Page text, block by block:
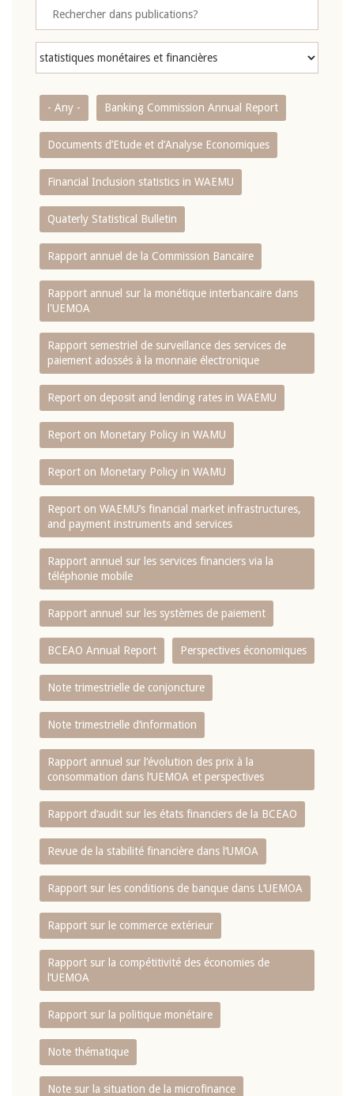
- Any - Banking Commission Annual Report
Documents d’Etude et d’Analyse Economiques
Financial Inclusion statistics in WAEMU
Quaterly Statistical Bulletin
Rapport annuel de la Commission Bancaire
Rapport annuel sur la monétique interbancaire dans
l'UEMOA
Rapport semestriel de surveillance des services de
paiement adossés à la monnaie électronique
Report on deposit and lending rates in WAEMU
Report on Monetary Policy in WAMU
Report on Monetary Policy in WAMU
Report on WAEMU’s financial market infrastructures,
and payment instruments and services
Rapport annuel sur les services financiers via la
téléphonie mobile
Rapport annuel sur les systèmes de paiement
BCEAO Annual Report Perspectives économiques
Note trimestrielle de conjoncture
Note trimestrielle d‘information
Rapport annuel sur l‘évolution des prix à la
consommation dans l‘UEMOA et perspectives
Rapport d‘audit sur les états financiers de la BCEAO
Revue de la stabilité financière dans l‘UMOA
Rapport sur les conditions de banque dans L‘UEMOA
Rapport sur le commerce extérieur
Rapport sur la compétitivité des économies de
l‘UEMOA
Rapport sur la politique monétaire
Note thématique
Note sur la situation de la microfinance